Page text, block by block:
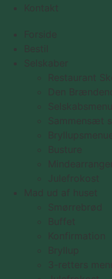
Kontakt
Forside
Bestil
Selskaber
Restaurant
Den
Sammensæt
Bryllupsmenuer
Busture
Julefrokost
Mad ud af huset
Smørrebrød
Buffet
Konfirmation
Bryllup
3-retters menu